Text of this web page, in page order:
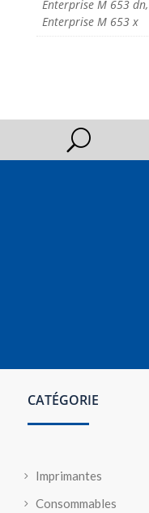
Enterprise M 653
Enterprise M 653 x
U
CATÉGORIE
Imprimantes
Consommables